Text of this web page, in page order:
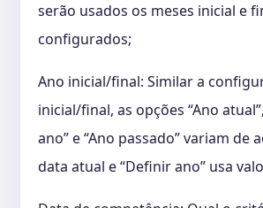
serão usados os meses inicial e
configurados;
Ano inicial/final: Similar a
inicial/final, as opções “Ano
ano” e “Ano passado” variam de
data atual e “Definir ano” usa